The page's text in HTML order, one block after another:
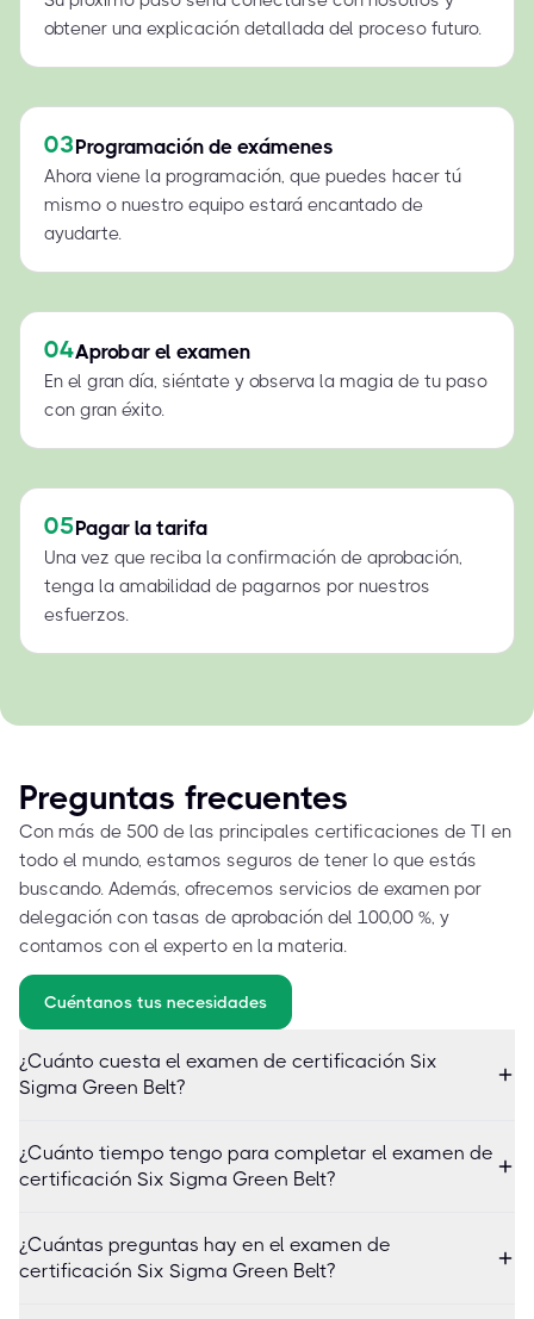
obtener una explicación detallada del proceso futuro.
03Programación de exámenes
Ahora viene la programación, que puedes hacer tú
mismo o nuestro equipo estará encantado de
ayudarte.
04Aprobar el examen
En el gran día, siéntate y observa la magia de tu paso
con gran éxito.
05Pagar la tarifa
Una vez que reciba la confirmación de aprobación,
tenga la amabilidad de pagarnos por nuestros
esfuerzos.
Preguntas frecuentes
Con más de 500 de las principales certificaciones de TI en
todo el mundo, estamos seguros de tener lo que estás
buscando. Además, ofrecemos servicios de examen por
delegación con tasas de aprobación del 100,00 %, y
contamos con el experto en la materia.
Cuéntanos tus necesidades
¿Cuánto cuesta el examen de certificación Six
Sigma Green Belt?
¿Cuánto tiempo tengo para completar el examen de
certificación Six Sigma Green Belt?
¿Cuántas preguntas hay en el examen de
certificación Six Sigma Green Belt?